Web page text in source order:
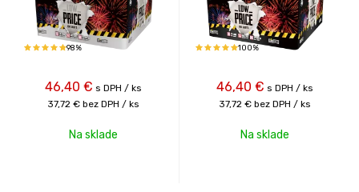
98%
46,40 € s DPH / ks
37,72 € bez DPH / ks
Na sklade
100%
46,40 € s DPH / ks
37,72 € bez DPH / ks
Na sklade